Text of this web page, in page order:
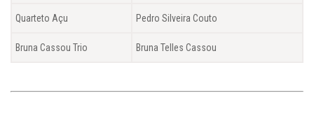
Quarteto Açu Pedro Silveira Couto
Bruna Cassou Trio Bruna Telles Cassou